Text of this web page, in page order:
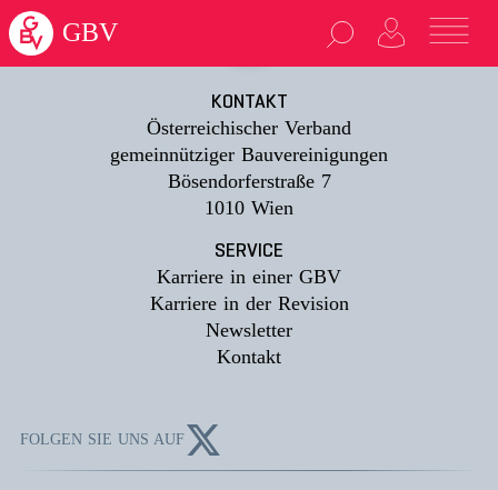
GBV
loading...
KONTAKT
Österreichischer Verband
gemeinnütziger Bauvereinigungen
Bösendorferstraße 7
1010 Wien
SERVICE
Karriere in einer GBV
Karriere in der Revision
Newsletter
Kontakt
FOLGEN SIE UNS AUF